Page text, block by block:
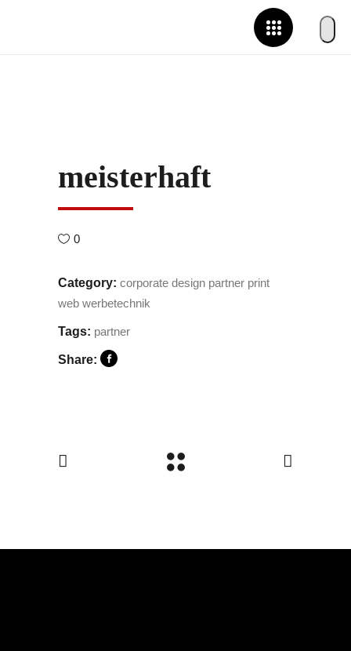
meisterhaft
0
Category: corporate design partner print
web werbetechnik
Tags: partner
Share: